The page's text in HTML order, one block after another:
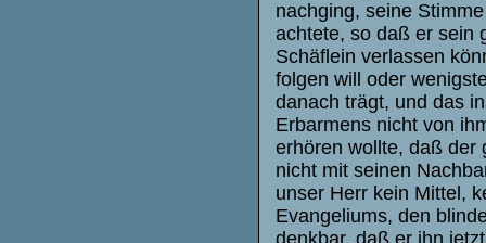
nachging, seine
achtete, so daß er sein
Schäflein verlassen
folgen will oder
danach trägt, und das
Erbarmens nicht von
erhören wollte, daß der
nicht mit seinen
unser Herr kein Mittel,
Evangeliums, den
denkbar, daß er ihn